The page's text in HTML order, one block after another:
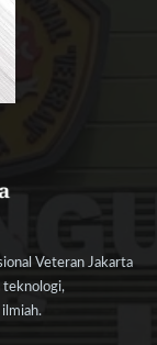
Veteran Jakarta
teknologi,
ilmiah.